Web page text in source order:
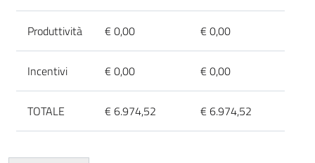
Produttività € 0,00 € 0,00
Incentivi € 0,00 € 0,00
TOTALE € 6.974,52 € 6.974,52